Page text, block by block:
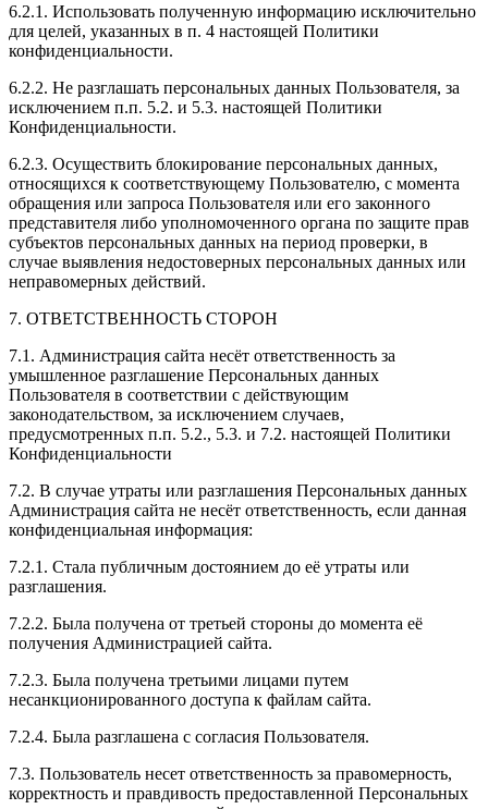
6.2.1. Использовать полученную информацию исключительно
для целей, указанных в п. 4 настоящей Политики
конфиденциальности.
6.2.2. Не разглашать персональных данных Пользователя, за
исключением п.п. 5.2. и 5.3. настоящей Политики
Конфиденциальности.
6.2.3. Осуществить блокирование персональных данных,
относящихся к соответствующему Пользователю, с момента
обращения или запроса Пользователя или его законного
представителя либо уполномоченного органа по защите прав
субъектов персональных данных на период проверки, в
случае выявления недостоверных персональных данных или
неправомерных действий.
7. ОТВЕТСТВЕННОСТЬ СТОРОН
7.1. Администрация сайта несёт ответственность за
умышленное разглашение Персональных данных
Пользователя в соответствии с действующим
законодательством, за исключением случаев,
предусмотренных п.п. 5.2., 5.3. и 7.2. настоящей Политики
Конфиденциальности
7.2. В случае утраты или разглашения Персональных данных
Администрация сайта не несёт ответственность, если данная
конфиденциальная информация:
7.2.1. Стала публичным достоянием до её утраты или
разглашения.
7.2.2. Была получена от третьей стороны до момента её
получения Администрацией сайта.
7.2.3. Была получена третьими лицами путем
несанкционированного доступа к файлам сайта.
7.2.4. Была разглашена с согласия Пользователя.
7.3. Пользователь несет ответственность за правомерность,
корректность и правдивость предоставленной Персональных